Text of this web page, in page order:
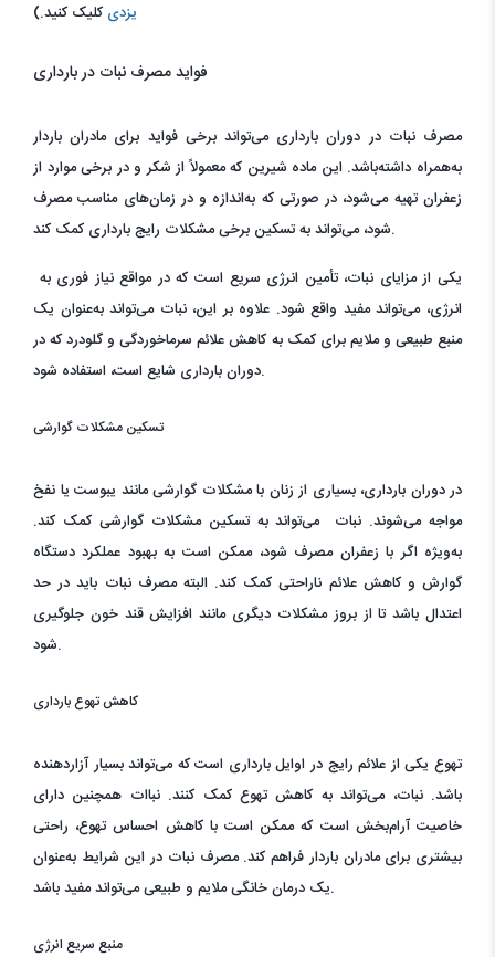
یزدی کلیک کنید.)
فواید مصرف نبات در بارداری
مصرف نبات در دوران بارداری می‌تواند برخی فواید برای مادران باردار
به‌همراه داشته‌باشد. این ماده شیرین که معمولاً از شکر و در برخی موارد از
زعفران تهیه می‌شود، در صورتی که به‌اندازه و در زمان‌های مناسب مصرف
شود، می‌تواند به تسکین برخی مشکلات رایج بارداری کمک کند.
انرژی، می‌تواند مفید واقع شود. علاوه بر این، نبات می‌تواند به‌عنوان یک
منبع طبیعی و ملایم برای کمک به کاهش علائم سرماخوردگی و گلودرد که در
دوران بارداری شایع است، استفاده شود.
تسکین مشکلات گوارشی
در دوران بارداری، بسیاری از زنان با مشکلات گوارشی مانند یبوست یا نفخ
مواجه می‌شوند. نبات می‌تواند به تسکین مشکلات گوارشی کمک کند.
به‌ویژه اگر با زعفران مصرف شود، ممکن است به بهبود عملکرد دستگاه
گوارش و کاهش علائم ناراحتی کمک کند. البته مصرف نبات باید در حد
اعتدال باشد تا از بروز مشکلات دیگری مانند افزایش قند خون جلوگیری
شود.
کاهش تهوع بارداری
تهوع یکی از علائم رایج در اوایل بارداری است که می‌تواند بسیار آزاردهنده
باشد. نبات، می‌تواند به کاهش تهوع کمک کنند. نباات همچنین دارای
خاصیت آرام‌بخش است که ممکن است با کاهش احساس تهوع، راحتی
بیشتری برای مادران باردار فراهم کند. مصرف نبات در این شرایط به‌عنوان
یک درمان خانگی ملایم و طبیعی می‌تواند مفید باشد.
منبع سریع انرژی